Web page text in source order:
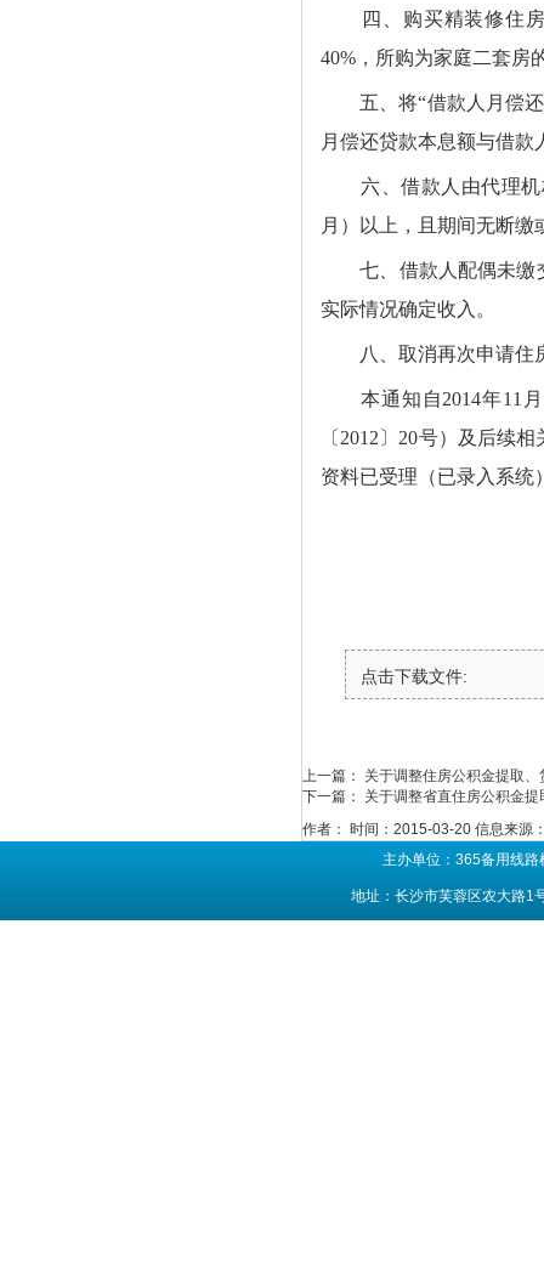
四、 购买精装修住
40% ，所购为家庭二套房
五、将“借款人月偿
月偿还贷款本息额与借
六、借款人由代理
月）以上，且期间无断
七、 借款人配偶未缴
实际情况确定收入。
八、 取消再次申请住
本通知自2014年11 月
〔 2012 〕 20号）及后续相
资料已受理（已录入系统
点击下载文件:
上一篇： 关于调整住房公积金提取
下一篇： 关于调整省直住房公积金
作者：
时间：2015-03-20 信息来源
主办单位：365备用线
地址：长沙市芙蓉区农大路